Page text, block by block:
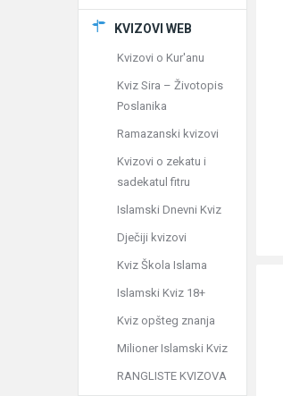
KVIZOVI WEB
Kvizovi o Kur'anu
Kviz Sira – Životopis
Poslanika
Ramazanski kvizovi
Kvizovi o zekatu i
sadekatul fitru
Islamski Dnevni Kviz
Dječiji kvizovi
Kviz Škola Islama
Islamski Kviz 18+
Kviz opšteg znanja
Milioner Islamski Kviz
RANGLISTE KVIZOVA